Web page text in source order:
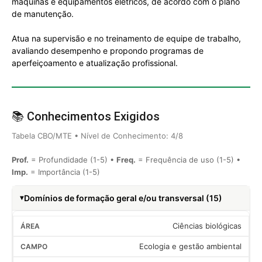
de manutenção.
Atua na supervisão e no treinamento de equipe de trabalho,
avaliando desempenho e propondo programas de
aperfeiçoamento e atualização profissional.
📚 Conhecimentos Exigidos
Tabela CBO/MTE • Nível de Conhecimento: 4/8
Prof. = Profundidade (1-5) • Freq. = Frequência de uso (1-5) •
Imp. = Importância (1-5)
Domínios de formação geral e/ou transversal (15)
Ciências biológicas
Ecologia e gestão ambiental